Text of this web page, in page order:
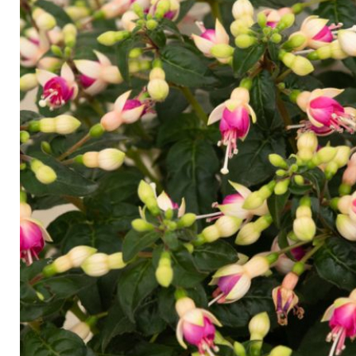
Arbustes de terre de bruyère
Plantes Grimpantes
Arbres fruitiers
Conifères
Plantes méditerranéennes et exotiques
Rosiers
Plantes
Plantes
Plantes
Plantes
Plantes
Plantes
Plantes
Lavande